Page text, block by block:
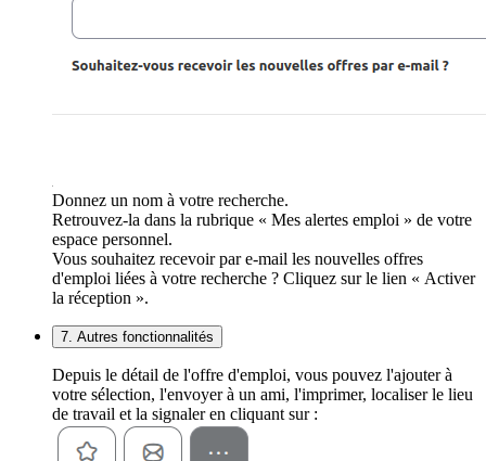
Donnez un nom à votre recherche.
Retrouvez-la dans la rubrique « Mes alertes emploi » de votre
espace personnel.
Vous souhaitez recevoir par e-mail les nouvelles offres
d'emploi liées à votre recherche ? Cliquez sur le lien « Activer
la réception ».
7. Autres fonctionnalités
Depuis le détail de l'offre d'emploi, vous pouvez l'ajouter à
votre sélection, l'envoyer à un ami, l'imprimer, localiser le lieu
de travail et la signaler en cliquant sur :